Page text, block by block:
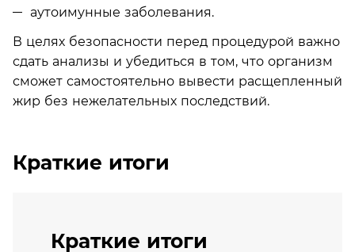
аутоимунные заболевания.
В целях безопасности перед процедурой важно
сдать анализы и убедиться в том, что организм
сможет самостоятельно вывести расщепленный
жир без нежелательных последствий.
Краткие итоги
Краткие итоги